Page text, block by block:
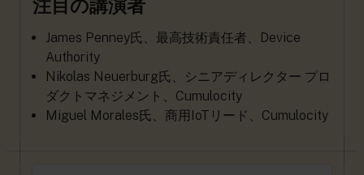
注目の講演者
James Penney氏、最高技術責任者、Device
Authority
Nikolas Neuerburg氏、シニアディレクター プロ
ダクトマネジメント、Cumulocity
Miguel Morales氏、商用IoTリード、Cumulocity